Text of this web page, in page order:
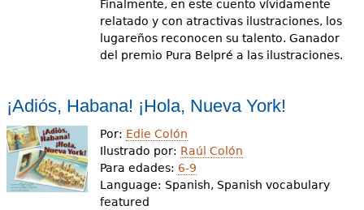
Finalmente, en este cuento vívidamente
relatado y con atractivas ilustraciones, los
lugareños reconocen su talento. Ganador
del premio Pura Belpré a las ilustraciones.
¡Adiós, Habana! ¡Hola, Nueva York!
Por: Edie Colón
Ilustrado por: Raúl Colón
Para edades: 6-9
Language: Spanish, Spanish vocabulary
featured